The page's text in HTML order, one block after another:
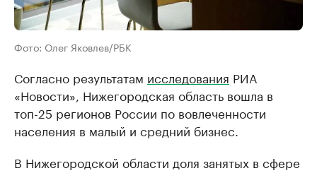
Фото: Олег Яковлев/РБК
Согласно результатам исследования РИА
«Новости», Нижегородская область вошла в
топ-25 регионов России по вовлеченности
населения в малый и средний бизнес.
В Нижегородской области доля занятых в сфере